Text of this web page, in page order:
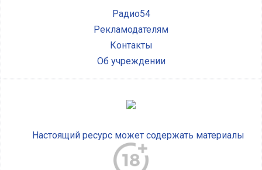
Радио54
Рекламодателям
Контакты
Об учреждении
Настоящий ресурс может содержать материалы